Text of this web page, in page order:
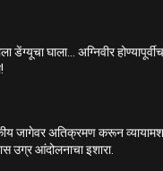
डेंग्यूचा घाला… अग्निवीर
जागेवर अतिक्रमण करून
उग्र आंदोलनाचा इशारा.